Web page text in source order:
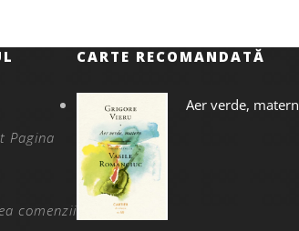
Pagina
comenzii
CARTE RECOMANDATĂ
Aer verde, matern